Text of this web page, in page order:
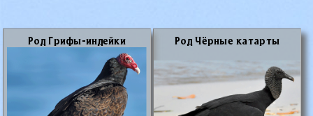
Род Гри­фы-ин­дей­ки Род Чёр­ные ка­тар­ты